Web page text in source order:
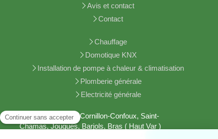
Avis et contact
Contact
Chauffage
Domotique KNX
Installation de pompe à chaleur & climatisation
Plomberie générale
Electricité générale
Aurons, Lamanon, Cornillon-Confoux, Saint-
Chamas, Jouques, Barjols, Bras ( Haut Var )